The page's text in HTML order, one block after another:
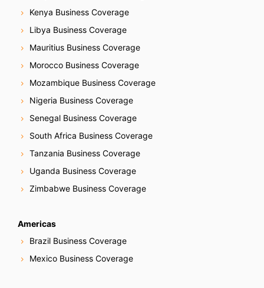
Kenya Business Coverage
Libya Business Coverage
Mauritius Business Coverage
Morocco Business Coverage
Mozambique Business Coverage
Nigeria Business Coverage
Senegal Business Coverage
South Africa Business Coverage
Tanzania Business Coverage
Uganda Business Coverage
Zimbabwe Business Coverage
Americas
Brazil Business Coverage
Mexico Business Coverage